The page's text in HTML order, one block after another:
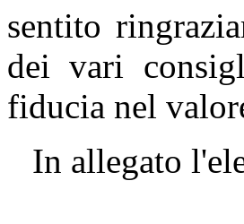
sentito
dei vari
fiducia nel
In allegato